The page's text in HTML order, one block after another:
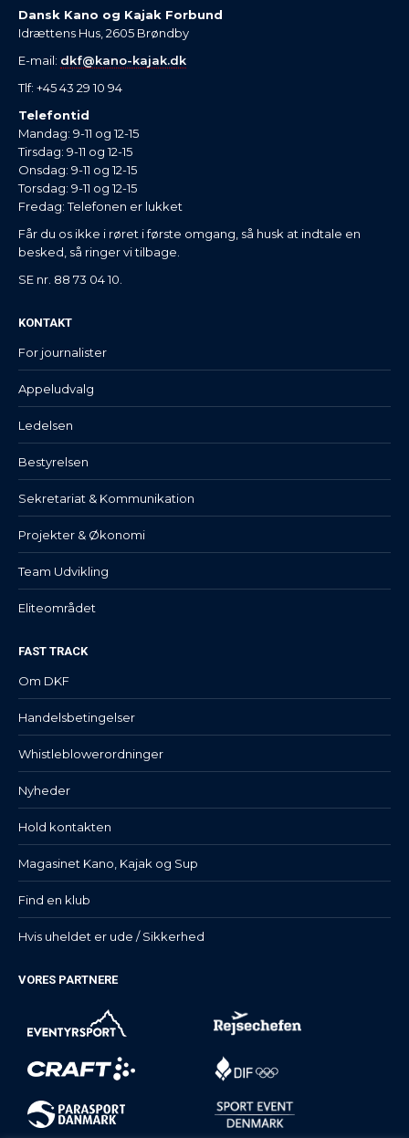
Dansk Kano og Kajak Forbund
Idrættens Hus, 2605 Brøndby
E-mail: dkf@kano-kajak.dk
Tlf: +45 43 29 10 94
Telefontid
Mandag: 9-11 og 12-15
Tirsdag: 9-11 og 12-15
Onsdag: 9-11 og 12-15
Torsdag: 9-11 og 12-15
Fredag: Telefonen er lukket
Får du os ikke i røret i første omgang, så husk at indtale en
besked, så ringer vi tilbage.
SE nr. 88 73 04 10.
KONTAKT
For journalister
Appeludvalg
Ledelsen
Bestyrelsen
Sekretariat & Kommunikation
Projekter & Økonomi
Team Udvikling
Eliteområdet
FAST TRACK
Om DKF
Handelsbetingelser
Whistleblowerordninger
Nyheder
Hold kontakten
Magasinet Kano, Kajak og Sup
Find en klub
Hvis uheldet er ude / Sikkerhed
VORES PARTNERE